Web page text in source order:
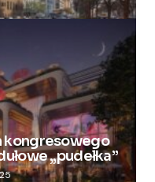
kongresowego
„pudełka”